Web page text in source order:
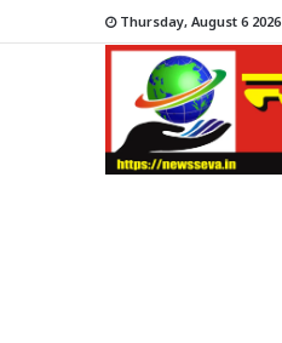
Thursday, August 6 2026